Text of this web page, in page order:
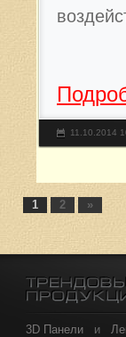
11.10.2014
1 2 »
3D Панели и